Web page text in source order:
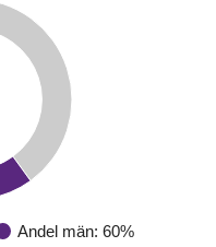
Andel män: 60%